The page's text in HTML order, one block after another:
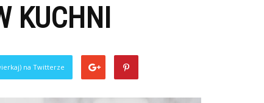
KUCHNI
na Twitterze